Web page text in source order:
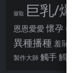
寢取 巨乳/爆
恩恩愛愛 懷孕 戰鬥H
異種播種 羞恥/恥
製作大師 觸手 觸摸